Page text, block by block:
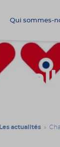
Qui sommes-
Les actualités »